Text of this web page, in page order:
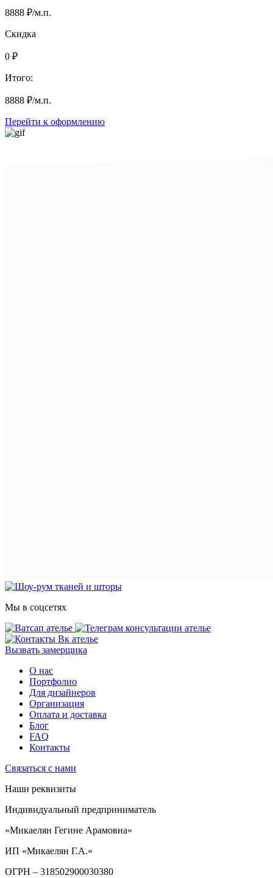
8888 ₽/м.п.
Скидка
0 ₽
Итого:
8888 ₽/м.п.
Перейти к оформлению
Мы в соцсетях
Вызвать замерщика
О нас
Портфолио
Для дизайнеров
Организация
Оплата и доставка
Блог
FAQ
Контакты
Связаться с нами
Наши реквизиты
Индивидуальный предприниматель
«Микаелян Гегине Арамовна»
ИП «Микаелян Г.А.»
ОГРН – 318502900030380